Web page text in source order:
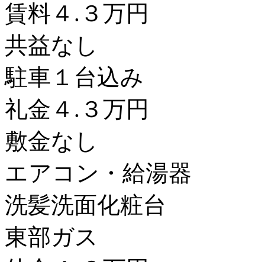
賃料４.３万円
共益なし
駐車１台込み
礼金４.３万円
敷金なし
エアコン・給湯器
洗髪洗面化粧台
東部ガス